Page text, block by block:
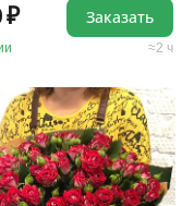
2 ч
Заказать